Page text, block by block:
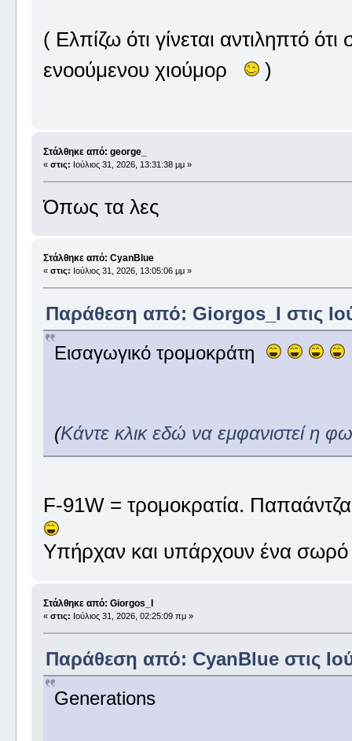
( Ελπίζω ότι γίνεται αντιληπτό
ενοούμενου χιούμορ
)
Στάλθηκε από: george_
« στις: Ιούλιος 31, 2026, 13:31:38 μμ »
Όπως τα λες
Στάλθηκε από: CyanBlue
« στις: Ιούλιος 31, 2026, 13:05:06 μμ »
Παράθεση από: Giorgos_I στις
Εισαγωγικό τρομοκράτη
(Κάντε κλικ εδώ να εμφανιστεί η
F-91W = τρομοκρατία.
Υπήρχαν και υπάρχουν ένα σωρό
Στάλθηκε από: Giorgos_I
« στις: Ιούλιος 31, 2026, 02:25:09 πμ »
Παράθεση από: CyanBlue στις
Generations